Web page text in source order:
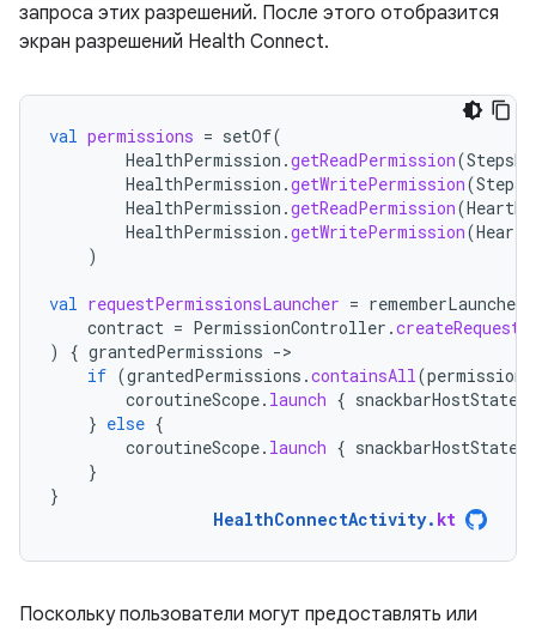
запроса этих разрешений. После этого отобразится
экран разрешений Health Connect.
val permissions = setOf(
HealthPermission .getReadPermission(
HealthPermission .getWritePermission(
HealthPermission .getReadPermission(
HealthPermission .getWritePermission(
)
val requestPermissionsLauncher =
contract = PermissionController .
)
{ grantedPermissions -
if (grantedPermissions .containsAll(permissions
coroutineScope. launch { snackbarHostState
} else {
coroutineScope. launch { snackbarHostState
}
}
HealthConnectActivity. kt
Поскольку пользователи могут предоставлять или